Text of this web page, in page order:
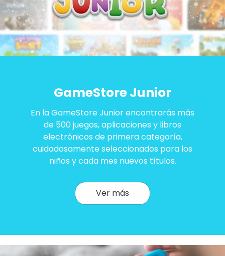
GameStore Junior
En la GameStore Junior encontrarás más
de 500 juegos, aplicaciones y libros
electrónicos de primera categoría,
cuidadosamente seleccionados para los
niños y cada mes nuevos títulos.
Ver más